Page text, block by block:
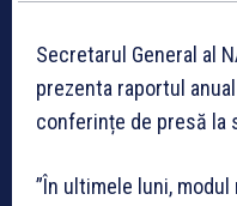
Secretarul General al
prezenta raportul
conferințe de presă la
”În ultimele luni,